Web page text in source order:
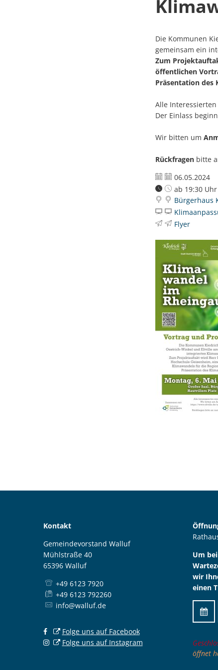
Die Kommunen
gemeinsam ein
Zum
öffentlichen
Präsentation des
Alle
Der Einlass
Wir bitten um
Rückfragen bitte
Datum:
06.05.2024
Uhrzeit:
ab 19:30 Uhr
Bürgerhaus
Flyer
Kontakt
Gemeindevorstand Walluf
Mühlstraße 40
65396 Walluf
+49 6123 7920
+49 6123 792260
info@walluf.de
Folge uns auf Facebook
Folge uns auf Instagram
Um
wir
einen
öffnet